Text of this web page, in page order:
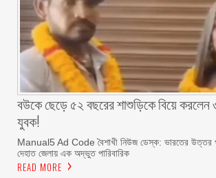
বউকে ছেড়ে ৫২ বছরের শাশুড়িকে বিয়ে
যুবক!
Manual5 Ad Code বৈশাখী নিউজ ডেস্ক: ভারতের উত্তর
দেহাত জেলায় এক অদ্ভুত পারিবারিক
READ MORE